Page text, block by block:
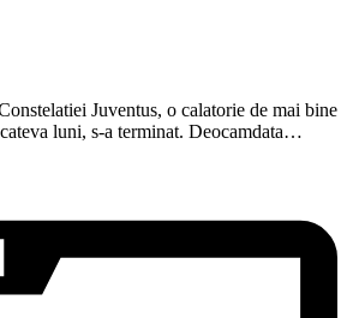
Juventus, o calatorie de mai bine
luni, s-a terminat. Deocamdata…